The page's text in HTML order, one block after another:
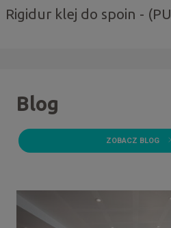
Rigidur klej do spoin -
Blog
ZOBACZ BLOG